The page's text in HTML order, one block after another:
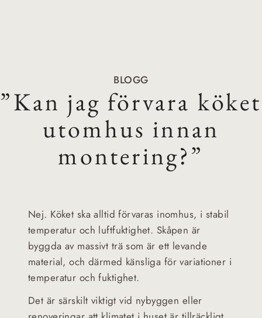
BLOGG
”Kan jag förvara köket
utomhus innan
montering?”
Nej. Köket ska alltid förvaras inomhus, i stabil
temperatur och luftfuktighet. Skåpen är
byggda av massivt trä som är ett levande
material, och därmed känsliga för variationer i
temperatur och fuktighet.
Det är särskilt viktigt vid nybyggen eller